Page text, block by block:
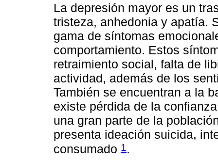
La depresión mayor es un
tristeza, anhedonia y apatía.
gama de síntomas
comportamiento. Estos
retraimiento social, falta de
actividad, además de los
También se encuentran a la
existe pérdida de la
una gran parte de la
presenta ideación suicida,
consumado 1 .